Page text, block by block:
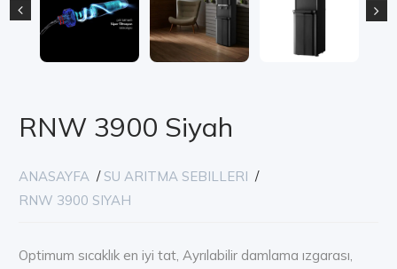
RNW 3900 Siyah
ANASAYFA / SU ARITMA SEBILLERI /
RNW 3900 SIYAH
Optimum sıcaklık en iyi tat, Ayrılabilir damlama ızgarası,